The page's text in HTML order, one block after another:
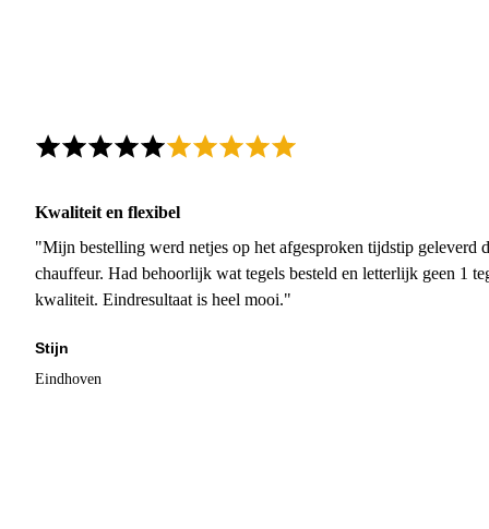
Kwaliteit en flexibel
"Mijn bestelling werd netjes op het afgesproken tijdstip geleverd
chauffeur. Had behoorlijk wat tegels besteld en letterlijk geen 1
kwaliteit. Eindresultaat is heel mooi."
Stijn
Eindhoven